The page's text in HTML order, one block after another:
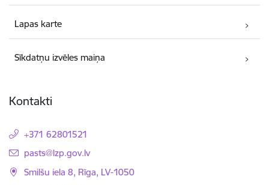
Lapas karte
Sīkdatņu izvēles maiņa
Kontakti
+371 62801521
E-pasts:
pasts@lzp.gov.lv
Smilšu iela 8, Rīga, LV-1050